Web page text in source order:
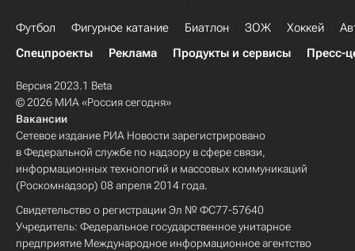
Футбол Фигурное катание Биатлон ЗОЖ Хоккей
Спецпроекты
Реклама Продукты и сервисы Пресс-
Версия 2023.1 Beta
© 2026 МИА «Россия сегодня»
Вакансии
Сетевое издание РИА Новости зарегистрировано
в Федеральной службе по надзору в сфере связи,
информационных технологий и массовых коммуникаций
(Роскомнадзор) 08 апреля 2014 года.
Свидетельство о регистрации Эл № ФС77-57640
Учредитель: Федеральное государственное унитарное
предприятие Международное информационное агентство